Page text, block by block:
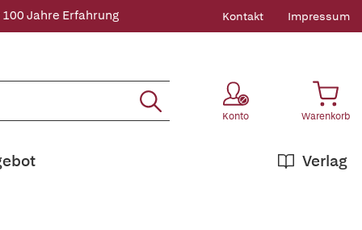
100 Jahre Erfahrung Kontakt Impressum
Konto Warenkorb
Verlag